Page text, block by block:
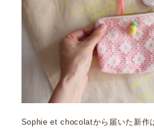
Sophie et chocolatから届いた新作